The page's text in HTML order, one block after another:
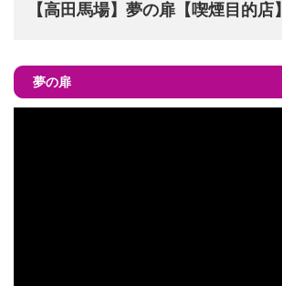
【高田馬場】夢の扉【喫煙目的店】
夢の扉